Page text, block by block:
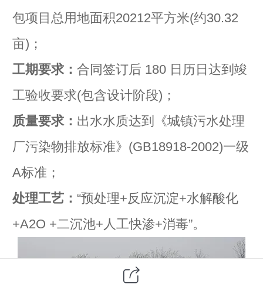
包项目总用地面积20212平方米(约30.32
亩)；
工期要求： 合同签订后 180 日历日达到竣
工验收要求(包含设计阶段)；
质量要求： 出水水质达到《城镇污水处理
厂污染物排放标准》(GB18918-2002)一级
A标准；
处理工艺： “预处理+反应沉淀+水解酸化
+A2O +二沉池+人工快渗+消毒”。